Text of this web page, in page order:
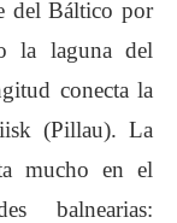
del Báltico por
la laguna del
conecta la
(Pillau). La
mucho en el
balnearias: